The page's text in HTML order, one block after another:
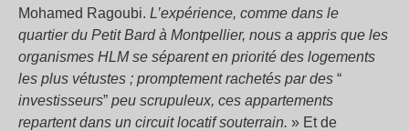
Mohamed Ragoubi. L’expérience, comme dans le
quartier du Petit Bard à Montpellier, nous a appris que les
organismes HLM se séparent en priorité des logements
les plus vétustes ; promptement rachetés par des “
investisseurs” peu scrupuleux, ces appartements
repartent dans un circuit locatif souterrain. » Et de